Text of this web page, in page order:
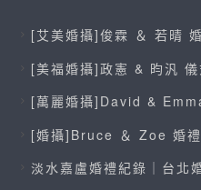
[艾美婚攝]俊霖 ＆ 若晴
[美福婚攝]政憲 & 昀汎
[萬麗婚攝]David &
[婚攝]Bruce ＆ Zoe 婚禮
淡水嘉盧婚禮紀錄｜台北